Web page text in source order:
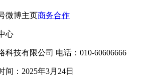
微博主页商务合作
心
科技有限公司 电话：010-60606666
间：2025年3月24日